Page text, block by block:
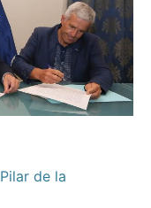
Pilar de la